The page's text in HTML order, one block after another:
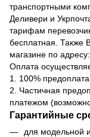
транспортными
Деливери и
тарифам
бесплатная. Также
магазине по
Оплата
1. 100%
2. Частичная
платежом
Гарантийные
для модельной